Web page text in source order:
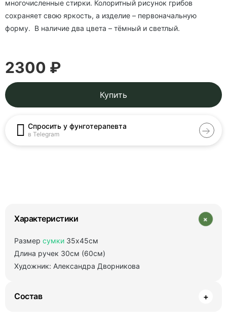
многочисленные стирки. Колоритный рисунок грибов
сохраняет свою яркость, а изделие – первоначальную
форму. В наличие два цвета – тёмный и светлый.
2300 ₽
Купить
Спросить у фунготерапевта
в Telegram
Характеристики +
Размер сумки 35х45см
Длина ручек 30см (60см)
Художник: Александра Дворникова
Состав +